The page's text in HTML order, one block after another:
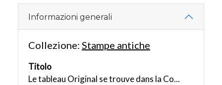
Informazioni generali
Collezione: Stampe antiche
Titolo
Le tableau Original se trouve dans la Co...